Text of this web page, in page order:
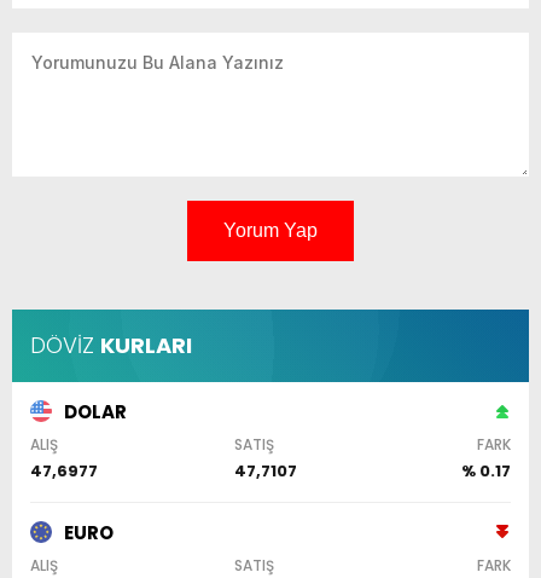
Yorum Yap
DÖVİZ KURLARI
DOLAR
ALIŞ SATIŞ FARK
47,6977 47,7107 % 0.17
EURO
ALIŞ SATIŞ FARK